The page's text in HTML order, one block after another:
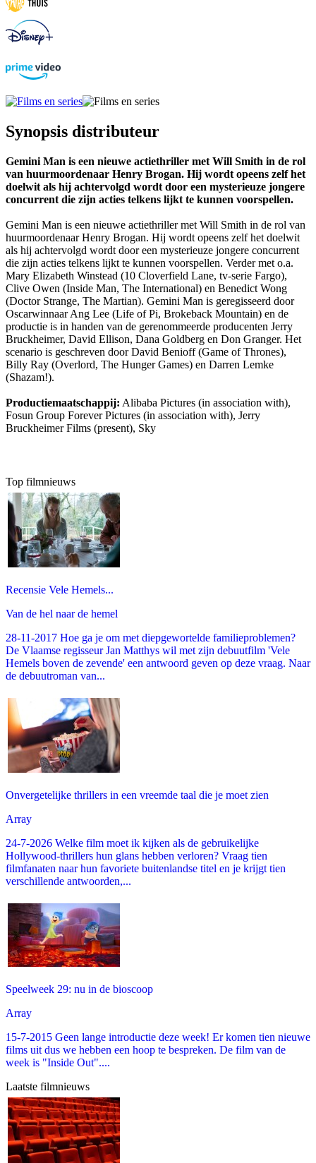
Synopsis distributeur
Gemini Man is een nieuwe actiethriller met Will Smith in de rol
van huurmoordenaar Henry Brogan. Hij wordt opeens zelf het
doelwit als hij achtervolgd wordt door een mysterieuze jongere
concurrent die zijn acties telkens lijkt te kunnen voorspellen.
Gemini Man is een nieuwe actiethriller met Will Smith in de rol van
huurmoordenaar Henry Brogan. Hij wordt opeens zelf het doelwit
als hij achtervolgd wordt door een mysterieuze jongere concurrent
die zijn acties telkens lijkt te kunnen voorspellen. Verder met o.a.
Mary Elizabeth Winstead (10 Cloverfield Lane, tv-serie Fargo),
Clive Owen (Inside Man, The International) en Benedict Wong
(Doctor Strange, The Martian). Gemini Man is geregisseerd door
Oscarwinnaar Ang Lee (Life of Pi, Brokeback Mountain) en de
productie is in handen van de gerenommeerde producenten Jerry
Bruckheimer, David Ellison, Dana Goldberg en Don Granger. Het
scenario is geschreven door David Benioff (Game of Thrones),
Billy Ray (Overlord, The Hunger Games) en Darren Lemke
(Shazam!).
Productiemaatschappij: Alibaba Pictures (in association with),
Fosun Group Forever Pictures (in association with), Jerry
Bruckheimer Films (present), Sky
Top filmnieuws
Recensie Vele Hemels...
Van de hel naar de hemel
28-11-2017 Hoe ga je om met diepgewortelde familieproblemen?
De Vlaamse regisseur Jan Matthys wil met zijn debuutfilm 'Vele
Hemels boven de zevende' een antwoord geven op deze vraag. Naar
de debuutroman van...
Onvergetelijke thrillers in een vreemde taal die je moet zien
Array
24-7-2026 Welke film moet ik kijken als de gebruikelijke
Hollywood-thrillers hun glans hebben verloren? Vraag tien
filmfanaten naar hun favoriete buitenlandse titel en je krijgt tien
verschillende antwoorden,...
Speelweek 29: nu in de bioscoop
Array
15-7-2015 Geen lange introductie deze week! Er komen tien nieuwe
films uit dus we hebben een hoop te bespreken. De film van de
week is "Inside Out"....
Laatste filmnieuws